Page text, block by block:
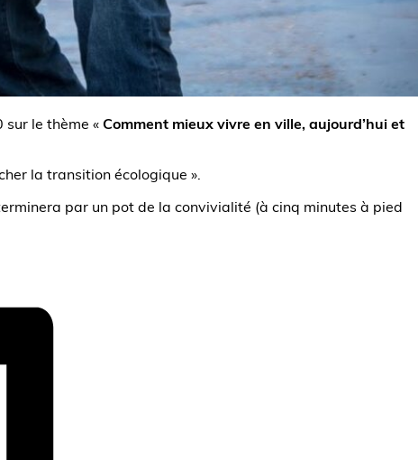
le thème « Comment mieux vivre en ville, aujourd’hui et
la transition écologique ».
par un pot de la convivialité (à cinq minutes à pied